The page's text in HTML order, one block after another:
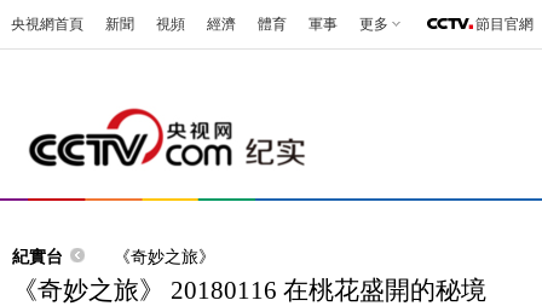
央視網首頁 新聞 視頻 經濟 體育 軍事 更多 節目官網
紀實台 《奇妙之旅》
《奇妙之旅》 20180116 在桃花盛開的秘境